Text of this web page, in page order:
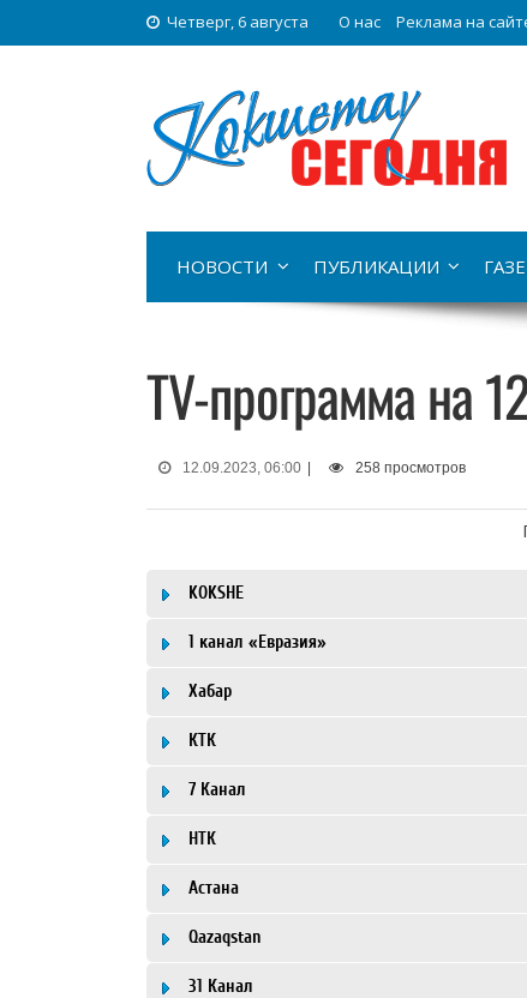
Четверг, 6 августа О нас Реклама на
НОВОСТИ ПУБЛИКАЦИИ
TV-программа на
12.09.2023, 06:00 | 258 просмотров
KOKSHE
1 канал «Евразия»
Хабар
КТК
7 Канал
НТК
Астана
Qazaqstan
31 Канал